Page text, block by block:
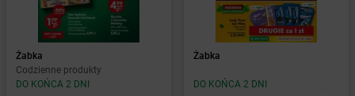
Żabka
Codzienne produkty
DO KOŃCA 2 DNI
Żabka
DO KOŃCA 2 DNI